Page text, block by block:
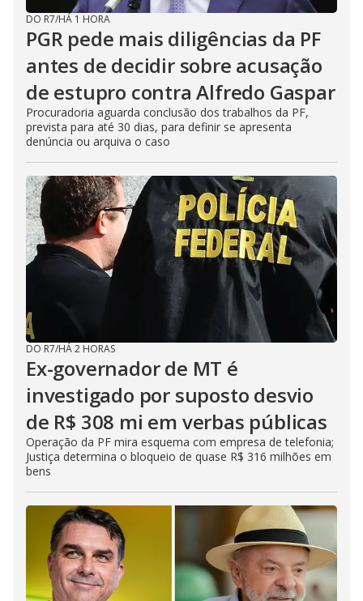
DO R7/HÁ 1 HORA
PGR pede mais diligências da PF
antes de decidir sobre acusação
de estupro contra Alfredo Gaspar
Procuradoria aguarda conclusão dos trabalhos da PF,
prevista para até 30 dias, para definir se apresenta
denúncia ou arquiva o caso
DO R7/HÁ 2 HORAS
Ex-governador de MT é
investigado por suposto desvio
de R$ 308 mi em verbas públicas
Operação da PF mira esquema com empresa de telefonia;
Justiça determina o bloqueio de quase R$ 316 milhões em
bens